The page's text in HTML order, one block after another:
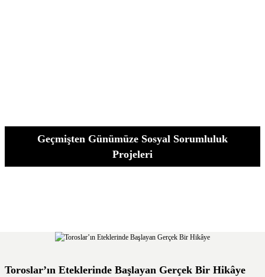
Geçmişten Günümüze Sosyal Sorumluluk
Projeleri
Toroslar’ın Eteklerinde Başlayan Gerçek Bir Hikâye